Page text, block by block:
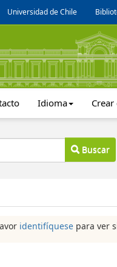
Universidad de Chile
Idioma
Buscar
identifíquese para ver